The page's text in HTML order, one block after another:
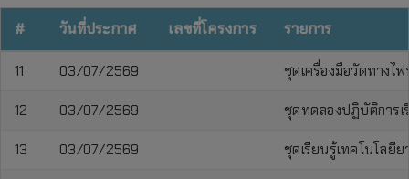
# วันที่ประกาศ เลขที่โครงการ รายการ
11 03/07/2569 ชุดเครื่องมือวัดทางไ
12 03/07/2569 ชุดทดลองปฏิบัติการเ
13 03/07/2569 ชุดเรียนรู้เทคโนโลยี